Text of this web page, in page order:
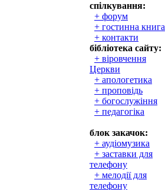
спілкування:
+ форум
+ гостинна книга
+ контакти
бібліотека сайту:
+ віровчення
Церкви
+ апологетика
+ проповідь
+ богослужіння
+ педагогіка
блок закачок:
+ аудіомузика
+ заставки для
телефону
+ мелодії для
телефону